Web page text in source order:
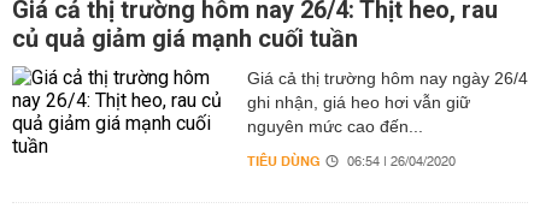
Giá cả thị trường hôm nay 26/4: Thịt heo, rau
củ quả giảm giá mạnh cuối tuần
Giá cả thị trường hôm nay ngày 26/4
ghi nhận, giá heo hơi vẫn giữ
nguyên mức cao đến...
TIÊU DÙNG 06:54 | 26/04/2020